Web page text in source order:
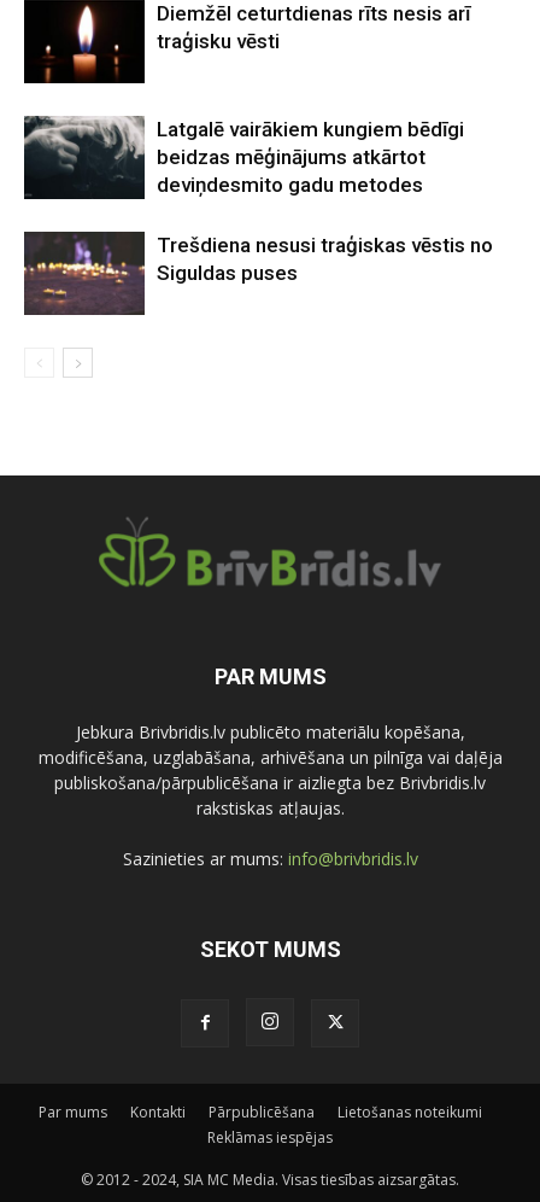
Diemžēl ceturtdienas rīts nesis arī
traģisku vēsti
Latgalē vairākiem kungiem bēdīgi
beidzas mēģinājums atkārtot
deviņdesmito gadu metodes
Trešdiena nesusi traģiskas vēstis no
Siguldas puses
PAR MUMS
Jebkura Brivbridis.lv publicēto materiālu kopēšana,
modificēšana, uzglabāšana, arhivēšana un pilnīga vai daļēja
publiskošana/pārpublicēšana ir aizliegta bez Brivbridis.lv
rakstiskas atļaujas.
Sazinieties ar mums: info@brivbridis.lv
SEKOT MUMS
Par mums Kontakti Pārpublicēšana
Lietošanas noteikumi
Reklāmas iespējas
© 2012 - 2024, SIA MC Media. Visas tiesības aizsargātas.